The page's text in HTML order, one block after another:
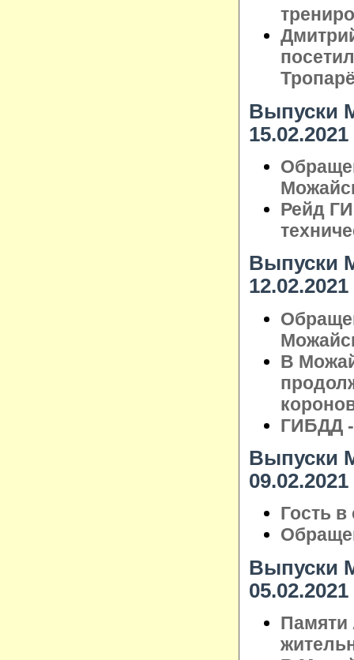
Выпуски
15.02.2021
Рейд
Выпуски
12.02.2021
В
ГИБДД
Выпуски
09.02.2021
Гость
Выпуски
05.02.2021
Памяти